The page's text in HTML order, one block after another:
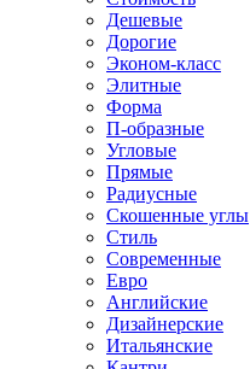
Дешевые
Дорогие
Эконом-класс
Элитные
Форма
П-образные
Угловые
Прямые
Радиусные
Скошенные углы
Стиль
Современные
Евро
Английские
Дизайнерские
Итальянские